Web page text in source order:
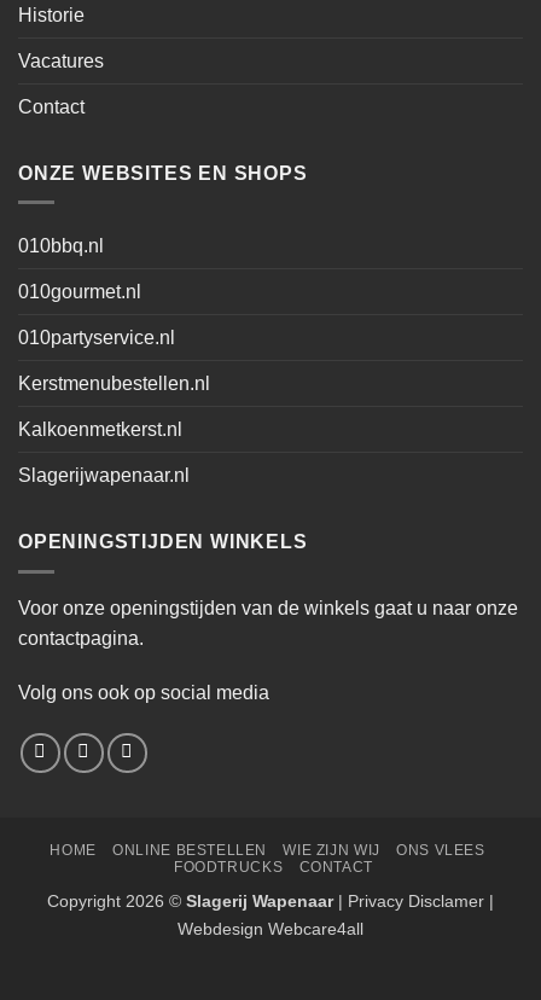
Historie
Vacatures
Contact
ONZE WEBSITES EN SHOPS
010bbq.nl
010gourmet.nl
010partyservice.nl
Kerstmenubestellen.nl
Kalkoenmetkerst.nl
Slagerijwapenaar.nl
OPENINGSTIJDEN WINKELS
Voor onze openingstijden van de winkels gaat u naar onze
contactpagina.
Volg ons ook op social media
HOME ONLINE BESTELLEN WIE ZIJN WIJ
ONS VLEES
FOODTRUCKS
CONTACT
Copyright 2026 © Slagerij Wapenaar| Privacy Disclamer |
Webdesign Webcare4all